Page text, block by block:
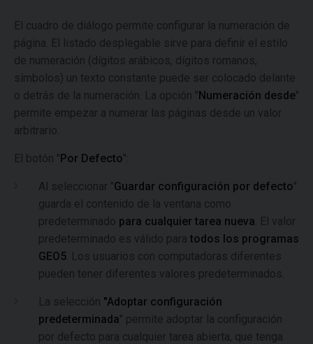
El cuadro de diálogo permite configurar la numeración de
página. El listado desplegable sirve para definir el estilo
de numeración (dígitos arábicos, dígitos romanos,
símbolos) un texto constante puede ser colocado delante
o detrás de la numeración. La opción "Numeración desde"
permite empezar a numerar las páginas desde un valor
arbitrario.
El botón "Por Defecto":
Al seleccionar "Guardar configuración por defecto"
guarda el contenido de la ventana como
predeterminado para cualquier tarea nueva . El valor
predeterminado es válido para todos los programas
GEO5 . Los usuarios con computadoras diferentes
pueden tener diferentes valores predeterminados.
La selección "Adoptar configuración
predeterminada" permite adoptar la configuración
por defecto para cualquier tarea abierta, que tenga